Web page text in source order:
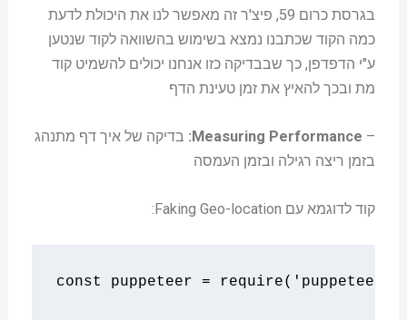
בגרסת כרום 59, פיצ'ר זה מאפשר לנו את היכולת לדעת
כמה הקוד שכתבנו נמצא בשימוש בהשוואה לקוד שנטען
ע"י הדפדפן, כך שבבדיקה כזו אנחנו יכולים להשמיט קוד
מת ובכך להאיץ את זמן טעינת הדף
–
Measuring Performance: בדיקה של איך דף מתנהג
בזמן ריצה רגילה ובזמן העמסה
קוד לדוגמא עם Faking Geo-location:
const puppeteer = require( 'puppeteer'